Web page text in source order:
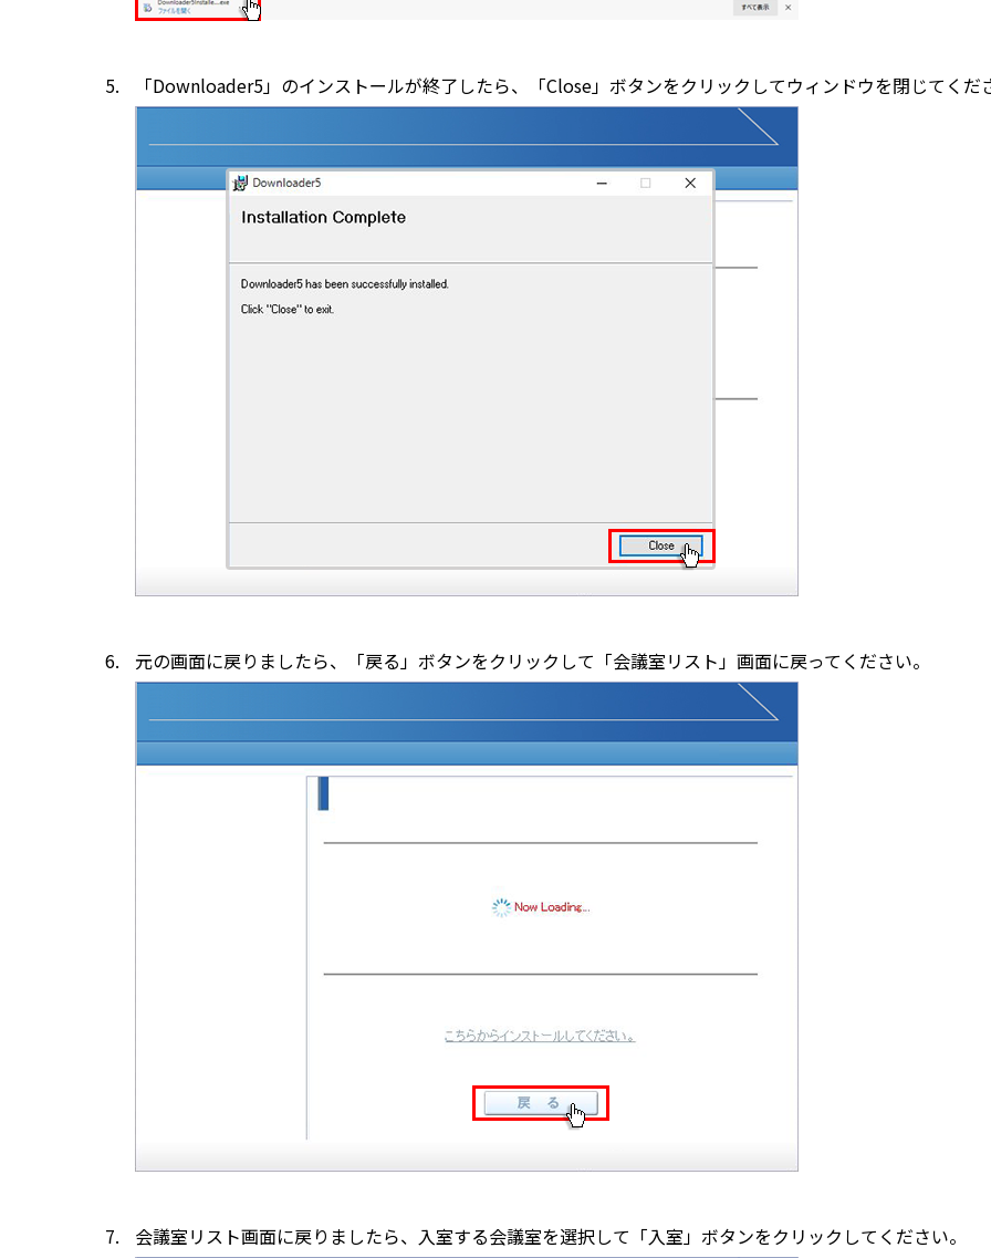
「Downloader5」のインストールが終了したら、「Close」ボタンをクリックしてウィンドウを閉じてくだ
元の画面に戻りましたら、「戻る」ボタンをクリックして「会議室リスト」画面に戻ってください。
会議室リスト画面に戻りましたら、入室する会議室を選択して「入室」ボタンをクリックしてください。